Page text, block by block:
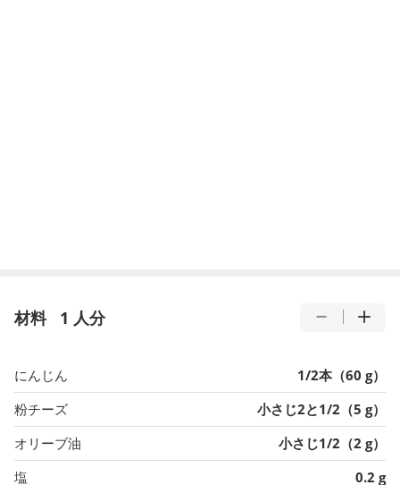
材料 1 人分
にんじん
1/2本（60 g）
粉チーズ
小さじ2と1/2（5 g）
オリーブ油
小さじ1/2（2 g）
塩
0.2 g